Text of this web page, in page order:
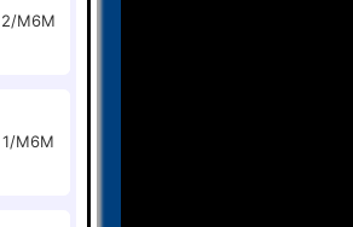
2/M6M
1/M6M